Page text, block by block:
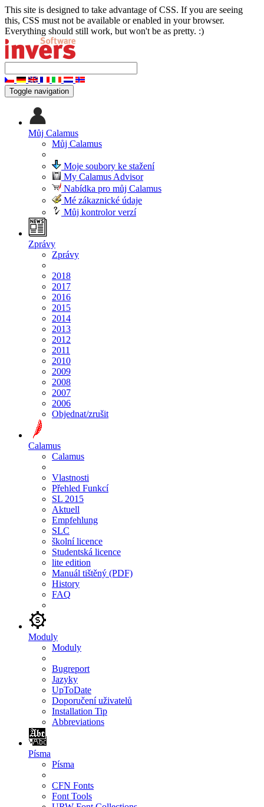
This site is designed to take advantage of CSS. If you are seeing
this, CSS must not be available or enabled in your browser.
Everything should still work, but won't be as pretty. :)
Toggle navigation
Můj Calamus
Můj Calamus
Moje soubory ke stažení
My Calamus Advisor
Nabídka pro můj Calamus
Mé zákaznické údaje
Můj kontrolor verzí
Zprávy
Zprávy
2018
2017
2016
2015
2014
2013
2012
2011
2010
2009
2008
2007
2006
Objednat/zrušit
Calamus
Calamus
Vlastnosti
Přehled Funkcí
SL 2015
Aktuell
Empfehlung
SLC
školní licence
Studentská licence
lite edition
Manuál tištěný (PDF)
History
FAQ
Moduly
Moduly
Bugreport
Jazyky
UpToDate
Doporučení uživatelů
Installation Tip
Abbreviations
Písma
Písma
CFN Fonts
Font Tools